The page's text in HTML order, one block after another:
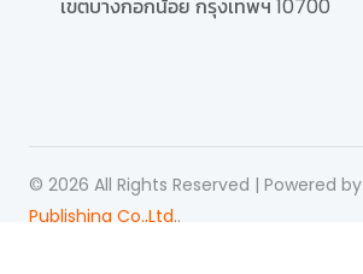
เขตบางกอกน้อย กรุงเทพฯ 10700
© 2026 All Rights Reserved | Powered by
Publishing Co.,Ltd..